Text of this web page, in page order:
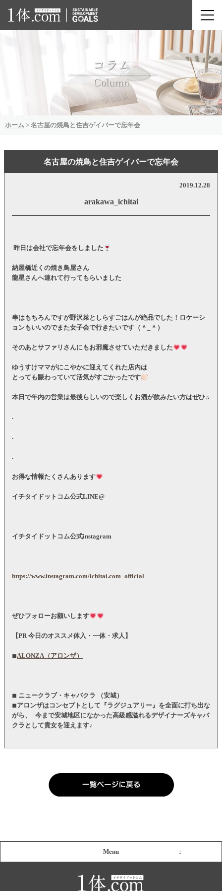
ホーム > 名古屋の焼鳥と住吉ゲイバーで忘年会
名古屋の焼鳥と住吉ゲイバーで忘年会
2019.12.28
arakawa_ichitai
昨日は会社で忘年会をしました
納屋橋近くの焼き鳥屋さん
龍星さんへ連れて行ってもらいました
串はもちろんですが野沢菜としらすごはんが絶品でした！ロケーシ
ョンもいいのでまた女子会で行きたいです（＾
＾）
そのあとサファリさんにもお邪魔させていただきました
ゆうすけママがにこやかに迎えてくれた店内は
とっても賑わっていて活気がすごかったです
本日で年内の営業は最後らしいので楽しくお酒が飲みたい方はぜひ♫
.
.
.
お得な情報たくさんあります
イチタイドットコム公式LINE@
イチタイドットコム公式instagram
https://www.instagram.com/ichitai.com_official
ぜひフォローお願いします
【PR今日のオススメ体入・一体・求人】
◾︎ALONZA（アロンザ）
◾︎ ニュークラブ・キャバクラ （安城）
◾︎アロンザはコンセプトとして『ラグジュアリー』を全面に打ち出な
がら、 今まで安城地区になかった高級感溢れるデザイナーズキャバ
クラとして貴女を迎えます♪
Menu